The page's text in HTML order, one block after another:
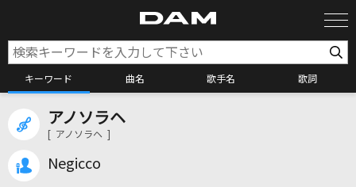
キーワード 曲名 歌手名 歌詞
アノソラヘ
[ アノソラヘ ]
Negicco